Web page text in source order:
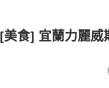
[美食] 宜蘭力麗